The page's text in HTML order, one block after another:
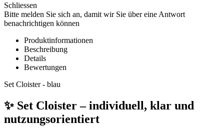
Schliessen
Bitte melden Sie sich an, damit wir Sie über eine Antwort
benachrichtigen können
Produktinformationen
Beschreibung
Details
Bewertungen
Set Cloister - blau
✨ Set Cloister – individuell, klar und
nutzungsorientiert